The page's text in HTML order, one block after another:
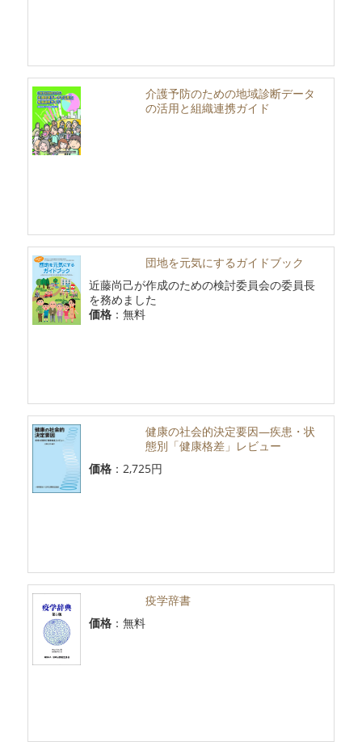
介護予防のための地域診断データ
の活用と組織連携ガイド
団地を元気にするガイドブック
近藤尚己が作成のための検討委員会の委員長
を務めました
価格 ：無料
健康の社会的決定要因―疾患・状
態別「健康格差」レビュー
価格 ：2,725円
疫学辞書
価格 ：無料